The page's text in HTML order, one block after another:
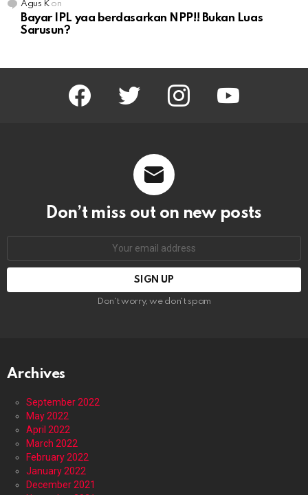
Agus Kon
Bayar IPL yaa berdasarkan NPP!! Bukan Luas
Sarusun?
facebook twitter instagram youtube
Don’t miss out on new posts
Don't worry, we don't spam
Archives
September 2022
May 2022
April 2022
March 2022
February 2022
January 2022
December 2021